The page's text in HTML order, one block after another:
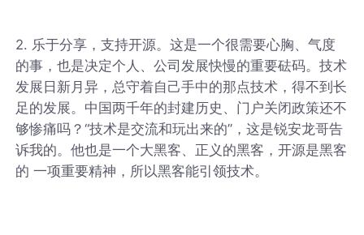
2. 乐于分享，支持开源。这是一个很需要心胸、气度
的事，也是决定个人、公司发展快慢的重要砝码。技术
发展日新月异，总守着自己手中的那点技术，得不到长
足的发展。中国两千年的封建历史、门户关闭政策还不
够惨痛吗？“技术是交流和玩出来的”，这是锐安龙哥告
诉我的。他也是一个大黑客、正义的黑客，开源是黑客
的 一项重要精神，所以黑客能引领技术。